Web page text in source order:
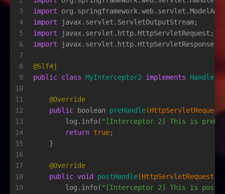
3
4
5
6
7
8
9
10
11
12
13
14
15
16
17
18
19
import
import javax.servlet.ServletOutputStream;
import javax.servlet.http.HttpServletRequest;
import javax.servlet.http.HttpServletResponse;
@Slf4j
public class MyInterceptor2 implements
@Override
public
boolean preHandle
        log.info(
"[Interceptor 2] This is
return true;
    }
@Override
public void postHandle(HttpServletRequest
        log.info(
"[Interceptor 2] This is